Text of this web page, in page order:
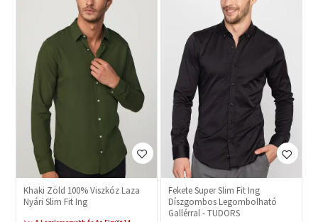
Khaki Zöld 100% Viszkóz Laza
Nyári Slim Fit Ing
Fekete Super Slim Fit Ing
Díszgombos Legombolható
Gallérral - TUDORS